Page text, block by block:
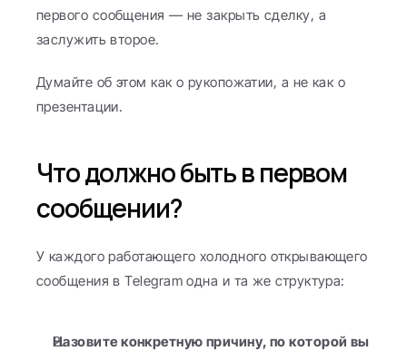
первого сообщения — не закрыть сделку, а
заслужить второе.
Думайте об этом как о рукопожатии, а не как о
презентации.
Что должно быть в первом
сообщении?
У каждого работающего холодного открывающего
сообщения в Telegram одна и та же структура:
Назовите конкретную причину, по которой вы